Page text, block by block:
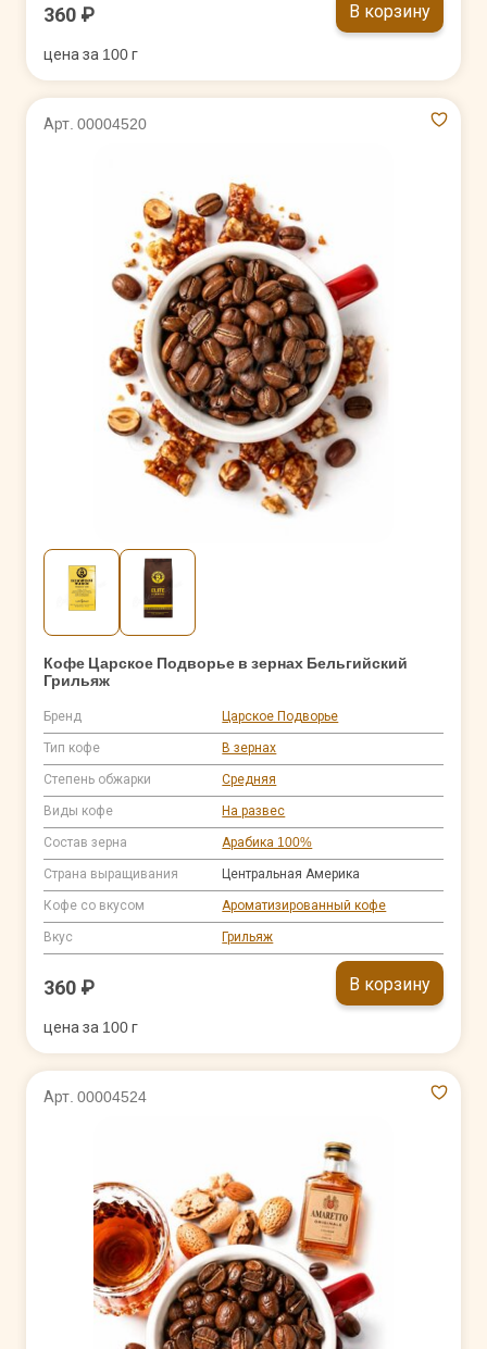
360 ₽ В корзину
цена за 100 г
Арт. 00004520
Кофе Царское Подворье в зернах Бельгийский
Грильяж
Бренд Царское Подворье
Тип кофе В зернах
Степень обжарки Средняя
Виды кофе На развес
Состав зерна Арабика 100%
Страна выращивания Центральная Америка
Кофе со вкусом Ароматизированный кофе
Вкус Грильяж
360 ₽ В корзину
цена за 100 г
Арт. 00004524